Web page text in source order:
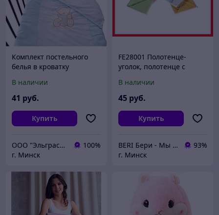
Комплект постельного
белья в кроватку
Золотой Гусь
В наличии
41 руб.
Купить
ООО "Эльграссо"
100%
г. Минск
FE28001 Полотенце-
уголок, полотенце с
разные цвета, Funecotex
В наличии
45 руб.
Купить
BERI Бери - Мы ненавидим демпинг, но нас вынуждают конкуренты
93%
г. Минск